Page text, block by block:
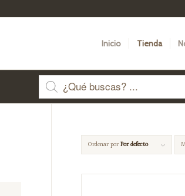
Inicio Tienda
Ordenar porPor defecto